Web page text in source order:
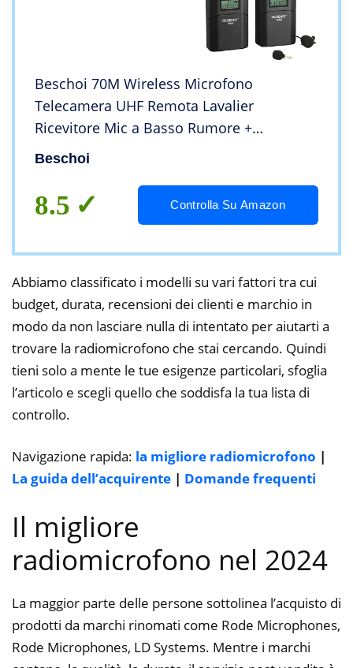
Beschoi 70M Wireless Microfono
Telecamera UHF Remota Lavalier
Ricevitore Mic a Basso Rumore +
Trasmettitore per Fotocamere DSLR
Beschoi
8.5 Controlla Su Amazon
Abbiamo classificato i modelli su vari fattori tra cui
budget, durata, recensioni dei clienti e marchio in
modo da non lasciare nulla di intentato per aiutarti a
trovare la radiomicrofono che stai cercando. Quindi
tieni solo a mente le tue esigenze particolari, sfoglia
l’articolo e scegli quello che soddisfa la tua lista di
controllo.
Navigazione rapida: la migliore radiomicrofono |
La guida dell’acquirente | Domande frequenti
Il migliore
radiomicrofono nel 2024
La maggior parte delle persone sottolinea l’acquisto di
prodotti da marchi rinomati come Rode Microphones,
Rode Microphones, LD Systems. Mentre i marchi